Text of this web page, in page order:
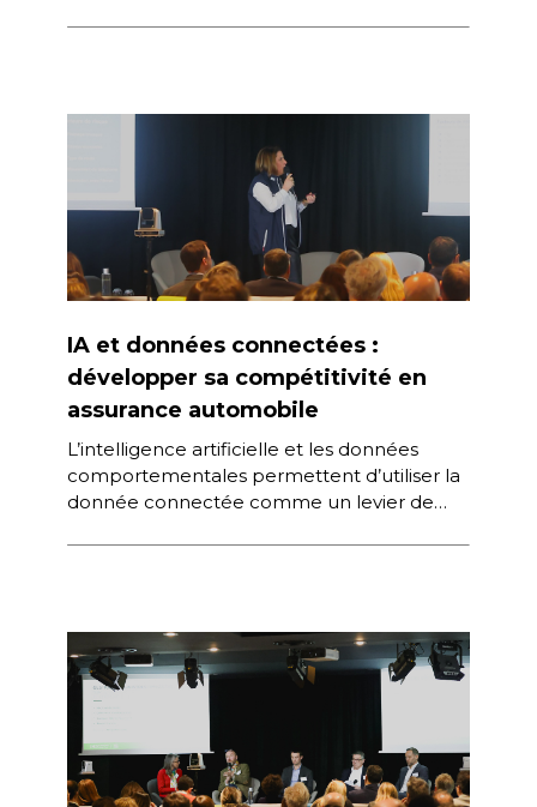
IA et données connectées :
développer sa compétitivité en
assurance automobile
L’intelligence artificielle et les données
comportementales permettent d’utiliser la
donnée connectée comme un levier de